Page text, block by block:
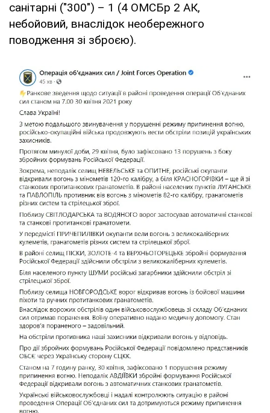
санітарні ("300") – 1 (4 ОМСБр 2 АК,
небойовий, внаслідок необережного
поводження зі зброєю).